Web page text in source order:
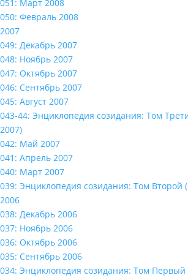
051: Март 2008
050: Февраль 2008
2007
049: Декабрь 2007
048: Ноябрь 2007
047: Октябрь 2007
046: Сентябрь 2007
045: Август 2007
043-44: Энциклопедия созидания: Том
2007)
042: Май 2007
041: Апрель 2007
040: Март 2007
039: Энциклопедия созидания: Том Второй
2006
038: Декабрь 2006
037: Ноябрь 2006
036: Октябрь 2006
035: Сентябрь 2006
034: Энциклопедия созидания: Том